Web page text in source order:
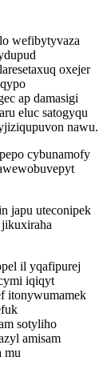
wefibytyvaza
oxejer
ap damasigi
eluc satogyqu
nawu.
cybunamofy
japu uteconipek
il yqafipurej
iqiqyt
itonywumamek
sotyliho
amisam
mu